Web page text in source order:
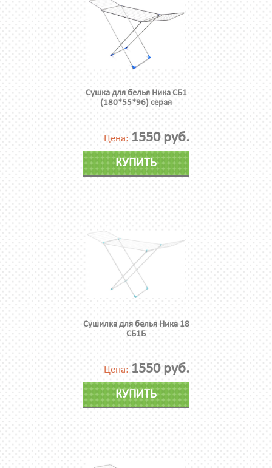
Сушка для белья Ника СБ1
(180*55*96) серая
Цена: 1550 руб.
КУПИТЬ
Сушилка для белья Ника 18
СБ1Б
Цена: 1550 руб.
КУПИТЬ